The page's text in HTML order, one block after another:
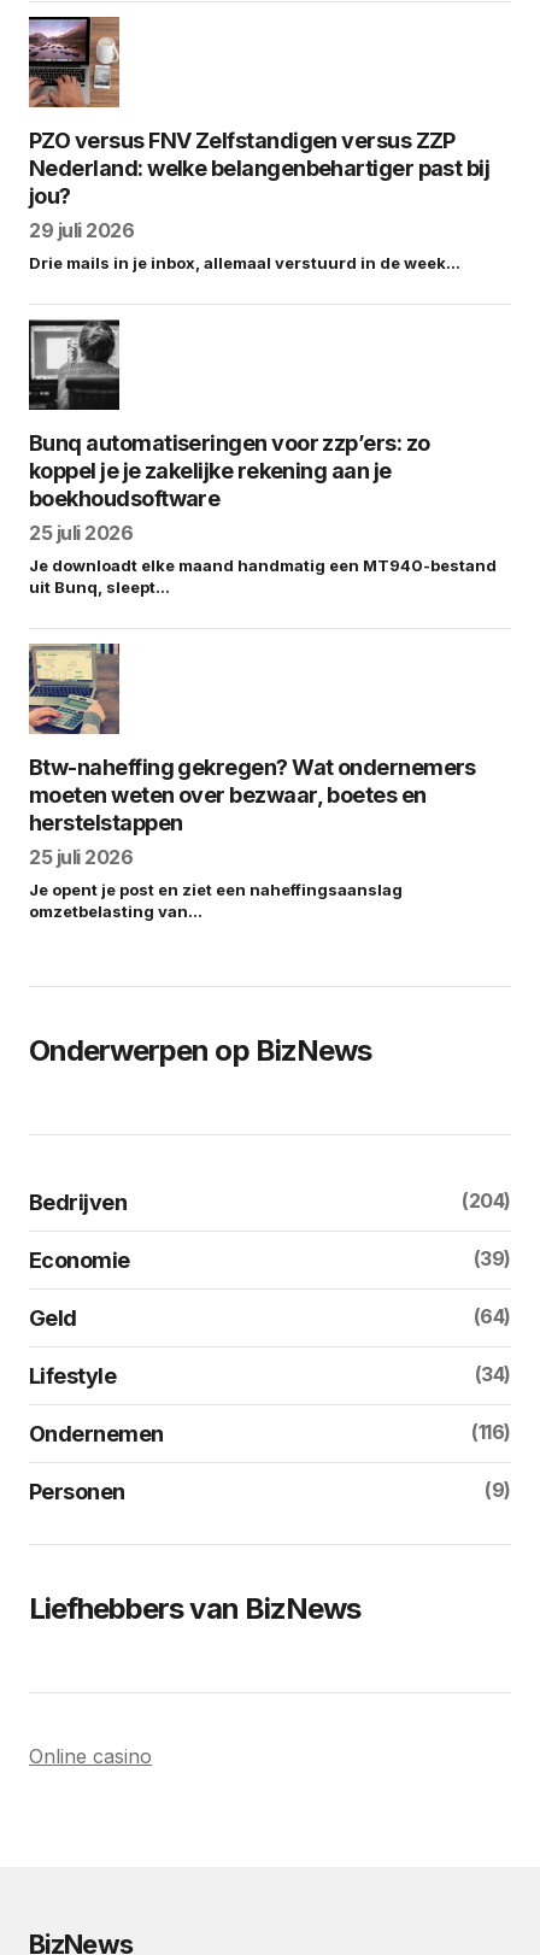
PZO versus FNV Zelfstandigen versus ZZP
Nederland: welke belangenbehartiger past bij
jou?
29 juli 2026
Drie mails in je inbox, allemaal verstuurd in de week…
Bunq automatiseringen voor zzp’ers: zo
koppel je je zakelijke rekening aan je
boekhoudsoftware
25 juli 2026
Je downloadt elke maand handmatig een MT940-bestand
uit Bunq, sleept…
Btw-naheffing gekregen? Wat ondernemers
moeten weten over bezwaar, boetes en
herstelstappen
25 juli 2026
Je opent je post en ziet een naheffingsaanslag
omzetbelasting van…
Onderwerpen op BizNews
Bedrijven (204)
Economie (39)
Geld (64)
Lifestyle (34)
Ondernemen (116)
Personen (9)
Liefhebbers van BizNews
Online casino
BizNews